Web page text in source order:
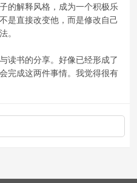
的解释风格，成为一个积极乐
是直接改变他，而是修改自己
。
读书的分享。好像已经形成了
完成这两件事情。我觉得很有